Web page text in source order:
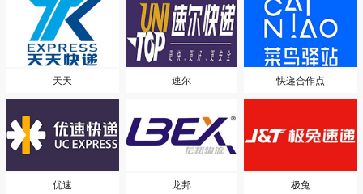
天天 速尔 快递合作点
优速 龙邦 极兔